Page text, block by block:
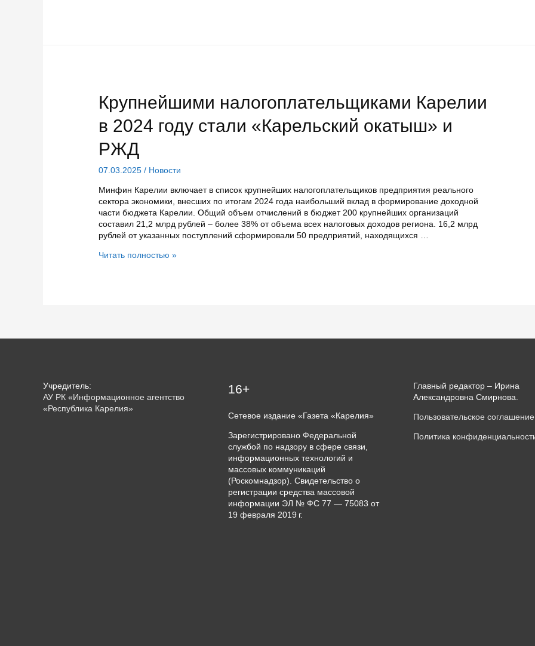
сетей
Крупнейшими налогоплательщиками Карелии
в 2024 году стали «Карельский окатыш» и
РЖД
07.03.2025 / Новости
Минфин Карелии включает в список крупнейших налогоплательщиков предприятия реального
сектора экономики, внесших по итогам 2024 года наибольший вклад в формирование доходной
части бюджета Карелии. Общий объем отчислений в бюджет 200 крупнейших организаций
составил 21,2 млрд рублей – более 38% от объема всех налоговых доходов региона. 16,2 млрд
рублей от указанных поступлений сформировали 50 предприятий, находящихся …
Крупнейшими
Читать полностью »
Учредитель:
АУ РК «Информационное агентство
«Республика Карелия»
16+
Сетевое издание «Газета «Карелия»
Зарегистрировано Федеральной
службой по надзору в сфере связи,
информационных технологий и
массовых коммуникаций
(Роскомнадзор). Свидетельство о
регистрации средства массовой
информации ЭЛ № ФС 77 — 75083 от
19 февраля 2019 г.
Главный редактор – Ирина
Александровна Смирнова.
Пользовательское соглашение
Политика